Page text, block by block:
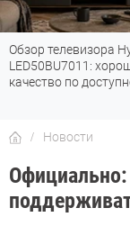
Обзор телевизора
LED50BU7011:
качество по
Новости